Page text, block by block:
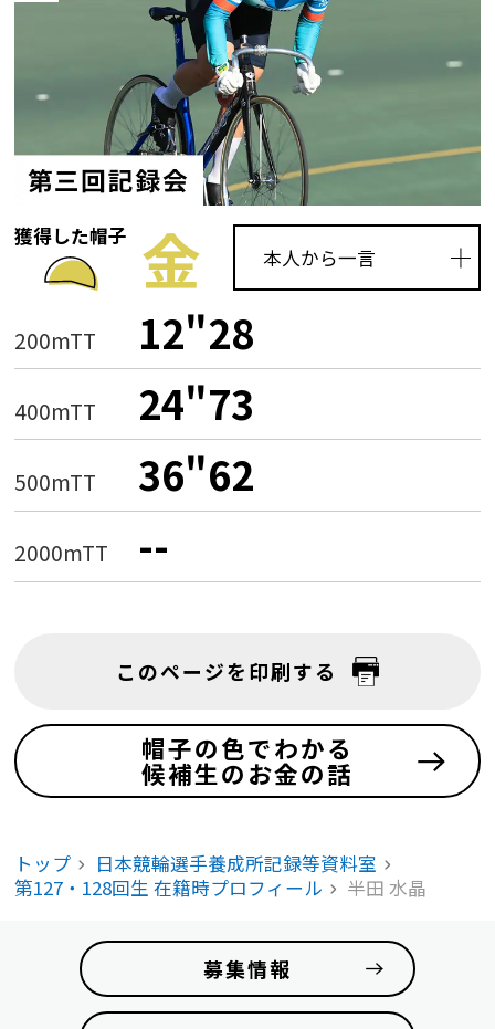
獲得した帽子 金 本人から一言
200mTT 12"28
400mTT 24"73
500mTT 36"62
2000mTT --
このページを印刷する
帽子の色でわかる
候補生のお金の話
トップ
日本競輪選手養成所記録等資料室
第127・128回生 在籍時プロフィール
半田 水晶
募集情報